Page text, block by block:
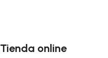
Tienda online